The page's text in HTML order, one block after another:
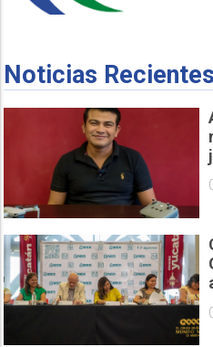
Noticias Recientes